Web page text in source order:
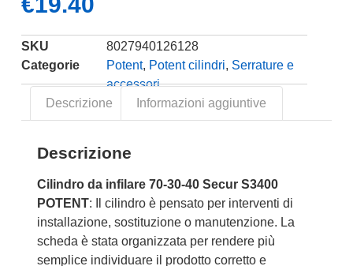
SKU
8027940126128
Categorie
Potent, Potent cilindri, Serrature e
accessori
Descrizione
Informazioni aggiuntive
Descrizione
Cilindro da infilare 70-30-40 Secur S3400
POTENT: Il cilindro è pensato per interventi di
installazione, sostituzione o manutenzione. La
scheda è stata organizzata per rendere più
semplice individuare il prodotto corretto e